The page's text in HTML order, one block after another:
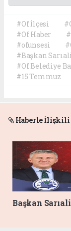
#Of İlçesi
#Of Haber
#ofunsesi
#Başkan
#Of Belediye
#15 Temmuz
Haberle İlişkili
Başkan